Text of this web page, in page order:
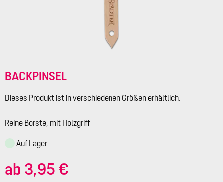
BACKPINSEL
Dieses Produkt ist in verschiedenen Größen erhältlich.
Reine Borste, mit Holzgriff
Auf Lager
ab 3,95 €